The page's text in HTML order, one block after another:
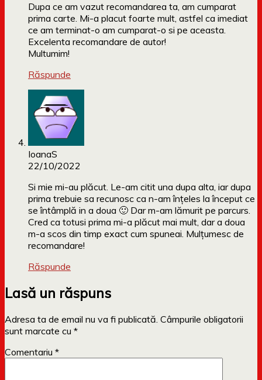
Dupa ce am vazut recomandarea ta, am cumparat
prima carte. Mi-a placut foarte mult, astfel ca imediat
ce am terminat-o am cumparat-o si pe aceasta.
Excelenta recomandare de autor!
Multumim!
Răspunde
IoanaS
22/10/2022
Si mie mi-au plăcut. Le-am citit una dupa alta, iar dupa
prima trebuie sa recunosc ca n-am înțeles la început ce
se întâmplă in a doua 🙂 Dar m-am lămurit pe parcurs.
Cred ca totusi prima mi-a plăcut mai mult, dar a doua
m-a scos din timp exact cum spuneai. Mulțumesc de
recomandare!
Răspunde
Lasă un răspuns
Adresa ta de email nu va fi publicată. Câmpurile obligatorii
sunt marcate cu *
Comentariu *